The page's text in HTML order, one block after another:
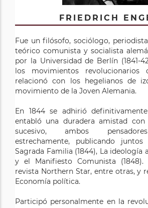
FRIEDRICH
Fue un filósofo, sociólogo,
teórico comunista y socialista
por la Universidad de Berlín (1841-
los movimientos
relacionó con los hegelianos de
movimiento de la Joven Alemania.
En 1844 se adhirió
entabló una duradera amistad
sucesivo, ambos
estrechamente, publicando
Sagrada Familia (1844), La ideología
y el Manifiesto Comunista
revista Northern Star, entre otras, y
Economía política.
Participó personalmente en la
KARL MARX
(Tréveris, 1818 – Londres, 1883)
activista revolucionario alemán. La
derivada de su obra ha sido una de
de la historia de la humanidad,
mismo, anticipando sin duda los
pensamiento, comentara con
claro es que no soy marxista».
crítica a los socialismos
«utópicos», y profundiza en el
política clásica para construir
económica, que
Por otro lado, Marx fue un
revolución obrera. Tras su
los conspiradores revolucionarios